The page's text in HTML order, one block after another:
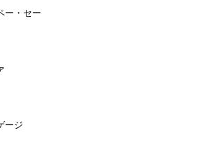
ー・セー
ージ